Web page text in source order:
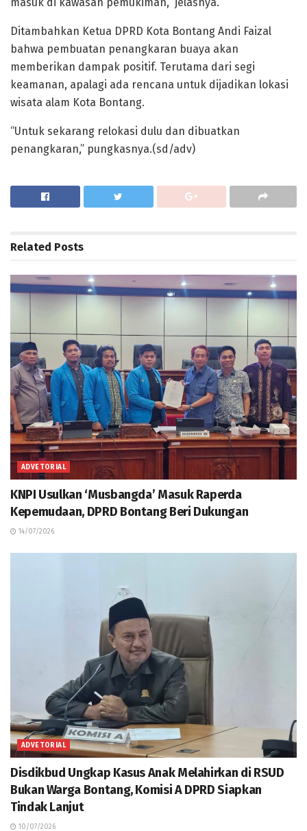
Ditambahkan Ketua DPRD Kota Bontang Andi Faizal
bahwa pembuatan penangkaran buaya akan
memberikan dampak positif. Terutama dari segi
keamanan, apalagi ada rencana untuk dijadikan lokasi
wisata alam Kota Bontang.
“Untuk sekarang relokasi dulu dan dibuatkan
penangkaran,” pungkasnya.(sd/adv)
Related Posts
ADVETORIAL
KNPI Usulkan ‘Musbangda’ Masuk Raperda
Kepemudaan, DPRD Bontang Beri Dukungan
14/07/2026
ADVETORIAL
Disdikbud Ungkap Kasus Anak Melahirkan di RSUD
Bukan Warga Bontang, Komisi A DPRD Siapkan
Tindak Lanjut
10/07/2026